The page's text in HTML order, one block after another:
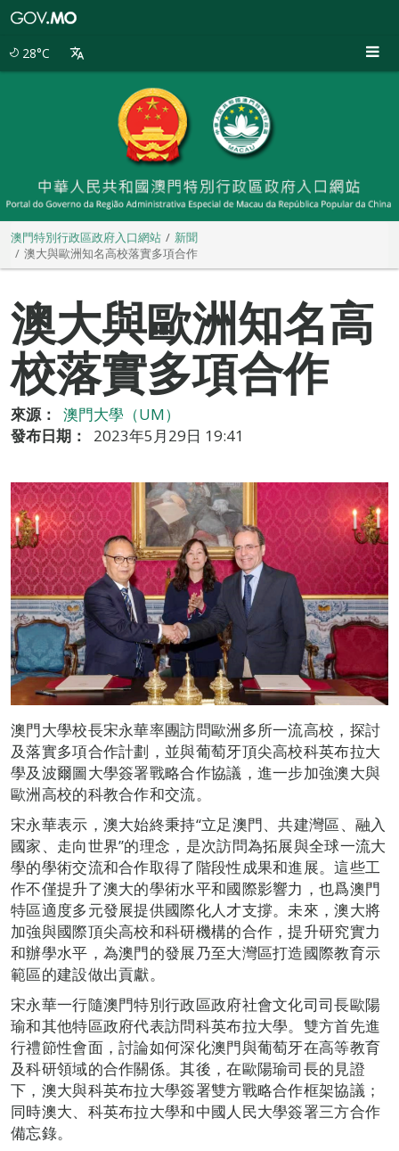
28°C
澳門特別行政區政府入口網站
新聞
澳大與歐洲知名高校落實多項合作
澳大與歐洲知名高
校落實多項合作
來源：
澳門大學（UM）
發布日期：
2023年5月29日 19:41
澳門大學校長宋永華率團訪問歐洲多所一流高校，探討
及落實多項合作計劃，並與葡萄牙頂尖高校科英布拉大
學及波爾圖大學簽署戰略合作協議，進一步加強澳大與
歐洲高校的科教合作和交流。
宋永華表示，澳大始終秉持“立足澳門、共建灣區、融入
國家、走向世界”的理念，是次訪問為拓展與全球一流大
學的學術交流和合作取得了階段性成果和進展。這些工
作不僅提升了澳大的學術水平和國際影響力，也爲澳門
特區適度多元發展提供國際化人才支撐。未來，澳大將
加強與國際頂尖高校和科研機構的合作，提升研究實力
和辦學水平，為澳門的發展乃至大灣區打造國際教育示
範區的建設做出貢獻。
宋永華一行隨澳門特別行政區政府社會文化司司長歐陽
瑜和其他特區政府代表訪問科英布拉大學。雙方首先進
行禮節性會面，討論如何深化澳門與葡萄牙在高等教育
及科研領域的合作關係。其後，在歐陽瑜司長的見證
下，澳大與科英布拉大學簽署雙方戰略合作框架協議；
同時澳大、科英布拉大學和中國人民大學簽署三方合作
備忘錄。